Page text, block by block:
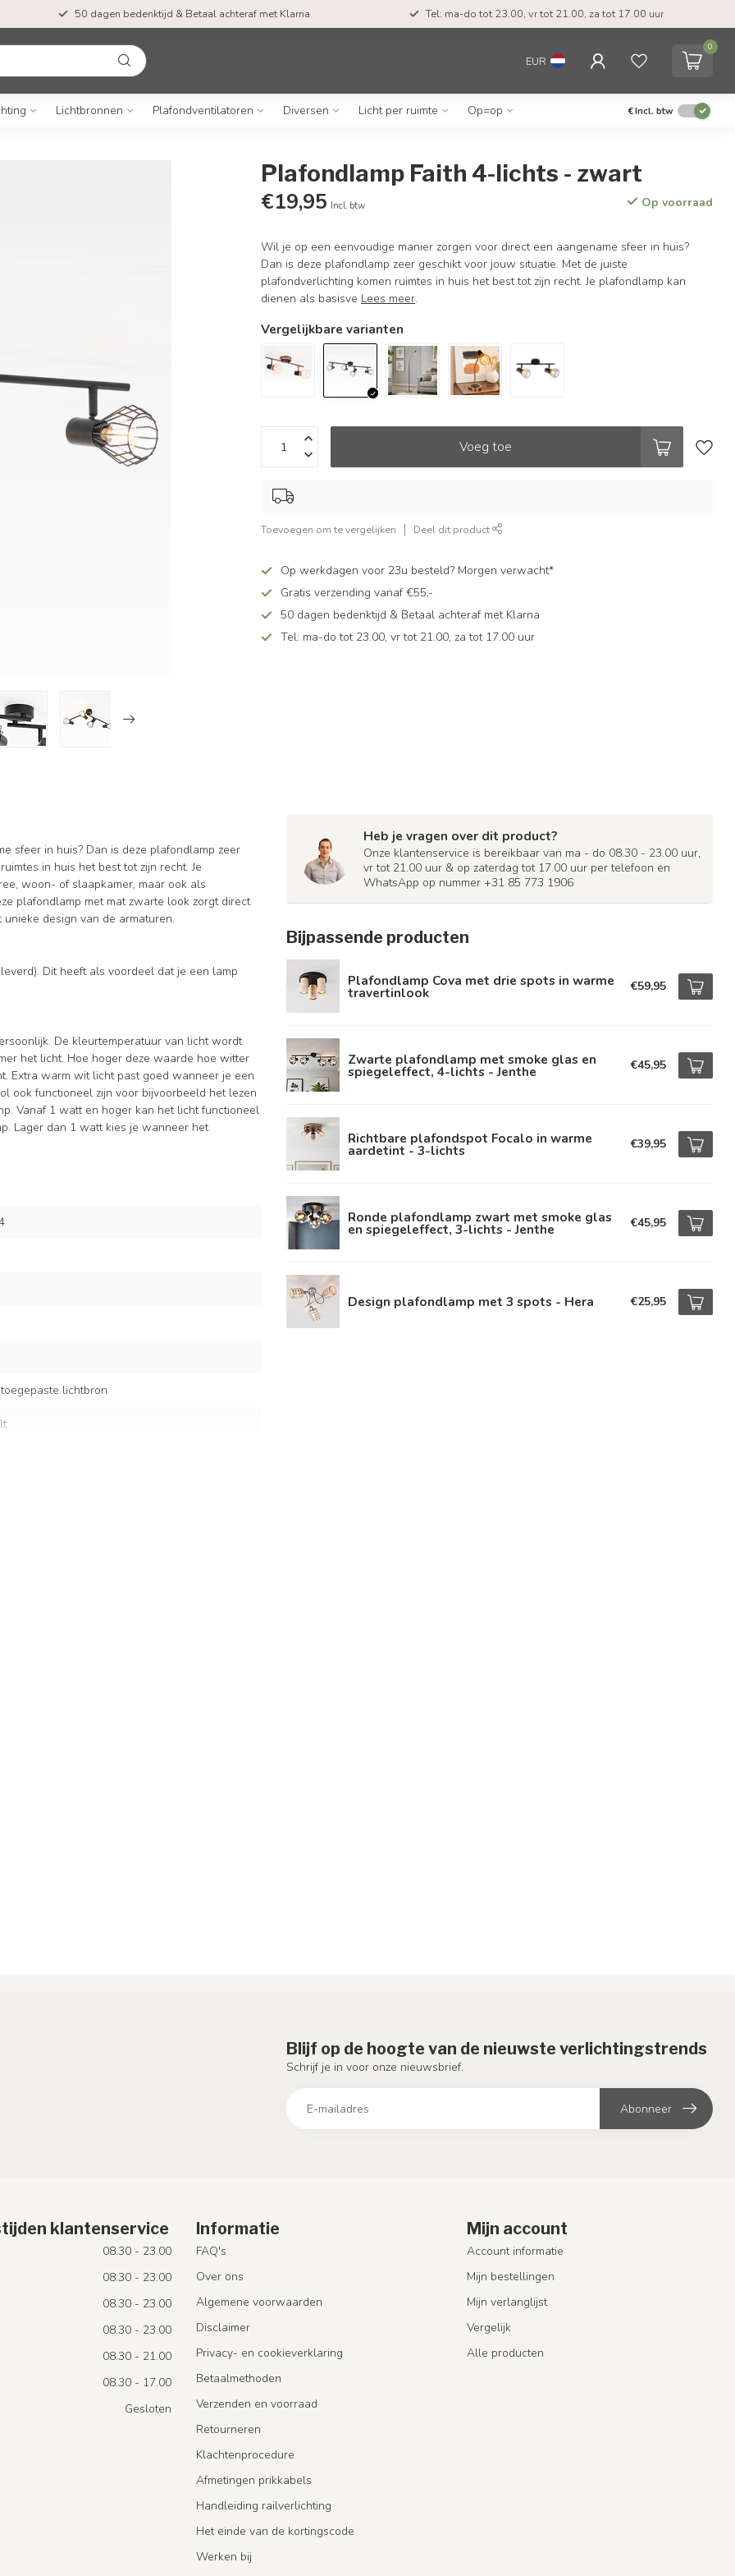
50 dagen bedenktijd & Betaal achteraf met Klarna Tel: ma-do tot 23.00, vr tot 21.00, za tot 17.00 uur
EUR
0
Lichtbronnen Plafondventilatoren Diversen Licht per ruimte Op=op €Incl. btw
Plafondlamp Faith 4-lichts - zwart
€19,95 Incl. btw Op voorraad
Wil je op een eenvoudige manier zorgen voor direct een aangename sfeer in huis?
Dan is deze plafondlamp zeer geschikt voor jouw situatie. Met de juiste
plafondverlichting komen ruimtes in huis het best tot zijn recht. Je plafondlamp kan
dienen als basisve Lees meer.
Vergelijkbare varianten
Voeg toe
Toevoegen om te vergelijken Deel dit product
Op werkdagen voor 23u besteld? Morgen verwacht*
Gratis verzending vanaf €55,-
50 dagen bedenktijd & Betaal achteraf met Klarna
Tel: ma-do tot 23.00, vr tot 21.00, za tot 17.00 uur
sfeer in huis? Dan is deze plafondlamp zeer
in huis het best tot zijn recht. Je
woon- of slaapkamer, maar ook als
plafondlamp met mat zwarte look zorgt direct
design van de armaturen.
Dit heeft als voordeel dat je een lamp
De kleurtemperatuur van licht wordt
het licht. Hoe hoger deze waarde hoe witter
Extra warm wit licht past goed wanneer je een
ook functioneel zijn voor bijvoorbeeld het lezen
Vanaf 1 watt en hoger kan het licht functioneel
Lager dan 1 watt kies je wanneer het
lichtbron
Heb je vragen over dit product?
Onze klantenservice is bereikbaar van ma - do 08.30 - 23.00 uur,
vr tot 21.00 uur & op zaterdag tot 17.00 uur per telefoon en
WhatsApp op nummer +31 85 773 1906
Bijpassende producten
Plafondlamp Cova met drie spots in warme
travertinlook €59,95
Zwarte plafondlamp met smoke glas en
spiegeleffect, 4-lichts - Jenthe €45,95
Richtbare plafondspot Focalo in warme
aardetint - 3-lichts €39,95
Ronde plafondlamp zwart met smoke glas
en spiegeleffect, 3-lichts - Jenthe €45,95
Design plafondlamp met 3 spots - Hera €25,95
Blijf op de hoogte van de nieuwste verlichtingstrends
Schrijf je in voor onze nieuwsbrief.
Abonneer
klantenservice
08.30 - 23.00
08.30 - 23.00
08.30 - 23.00
08.30 - 23.00
08.30 - 21.00
08.30 - 17.00
Gesloten
Informatie
FAQ's
Over ons
Algemene voorwaarden
Disclaimer
Privacy- en cookieverklaring
Betaalmethoden
Verzenden en voorraad
Retourneren
Klachtenprocedure
Afmetingen prikkabels
Handleiding railverlichting
Het einde van de kortingscode
Werken bij
Mijn account
Account informatie
Mijn bestellingen
Mijn verlanglijst
Vergelijk
Alle producten